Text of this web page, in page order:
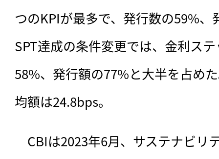
つのKPIが最多で、発行数の59%
SPT達成の条件変更では、金利ス
58%、発行額の77%と大半を占め
均額は24.8bps。
CBIは2023年6月、サステナビリ